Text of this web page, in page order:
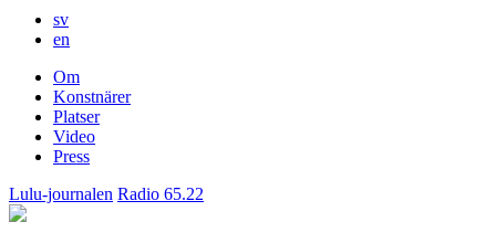
sv
en
Om
Konstnärer
Platser
Video
Press
Lulu-journalen Radio 65.22